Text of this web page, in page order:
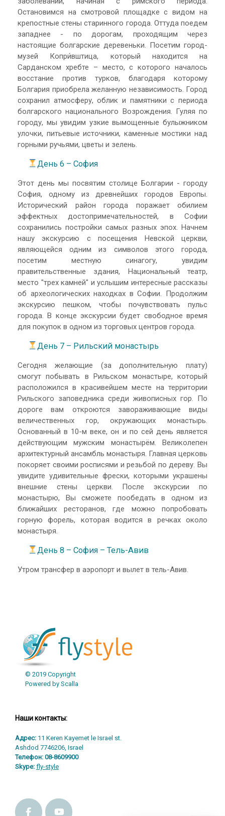
Остановимся на смотровой площадке с видом на
крепостные стены старинного города. Оттуда поедем
западнее - по дорогам, проходящим через
настоящие болгарские деревеньки. Посетим город-
музей Копри́вштица, который находится на
Сарданском хребте – место, с которого началось
восстание против турков, благодаря которому
Болгария приобрела желанную независимость. Город
сохранил атмосферу, облик и памятники с периода
болгарского национального Возрождения. Гуляя по
городу, мы увидим узкие вымощенные булыжником
улочки, питьевые источники, каменные мостики над
горными ручьями, цветы и зелень.
День 6 – София
Этот день мы посвятим столице Болгарии - городу
София, одному из древнейших городов Европы.
Исторический район города поражает обилием
эффектных достопримечательностей, в Софии
сохранились постройки самых разных эпох. Начнем
нашу экскурсию с посещения Невской церкви,
являющейся одним из символов этого города,
посетим местную синагогу, увидим
правительственные здания, Национальный театр,
место "трех камней" и услышим интересные рассказы
об археологических находках в Софии. Продолжим
экскурсию пешком, чтобы почувствовать пульс
города. В конце экскурсии будет свободное время
для покупок в одном из торговых центров города.
День 7 – Рильский монастырь
Сегодня желающие (за дополнительную плату)
смогут побывать в Рильском монастыре, который
расположился в красивейшем месте на территории
Рильского заповедника среди живописных гор. По
дороге вам откроются завораживающие виды
величественных гор, окружающих монастырь.
Основанный в 10-м веке, он и по сей день является
действующим мужским монастырём. Великолепен
архитектурный ансамбль монастыря. Главная церковь
покоряет своими росписями и резьбой по дереву. Вы
увидите удивительные фрески, которыми украшены
внешние стены церкви. После экскурсии по
монастырю, Вы сможете пообедать в одном из
ближайших ресторанов, где можно попробовать
горную форель, которая водится в речках около
монастыря.
День 8 – София – Тель-Авив
Утром трансфер в аэропорт и вылет в тель-Авив.
© 2019 Copyright
Powered by Scalla
Наши контакты:
Адрес: 11 Keren Kayemet le Israel st.
Ashdod 7746206, Israel
Телефон: 08-8609900
Skype: fly-style